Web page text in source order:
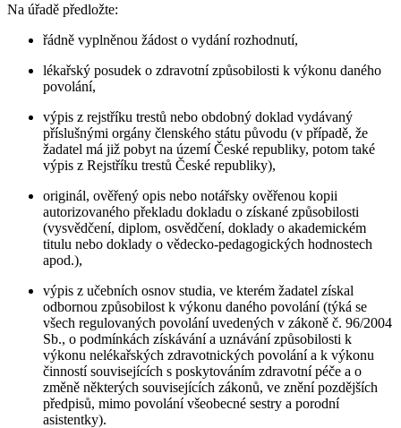
Na úřadě předložte:
řádně vyplněnou žádost o vydání rozhodnutí,
lékařský posudek o zdravotní způsobilosti k výkonu daného
povolání,
výpis z rejstříku trestů nebo obdobný doklad vydávaný
příslušnými orgány členského státu původu (v případě, že
žadatel má již pobyt na území České republiky, potom také
výpis z Rejstříku trestů České republiky),
originál, ověřený opis nebo notářsky ověřenou kopii
autorizovaného překladu dokladu o získané způsobilosti
(vysvědčení, diplom, osvědčení, doklady o akademickém
titulu nebo doklady o vědecko-pedagogických hodnostech
apod.),
výpis z učebních osnov studia, ve kterém žadatel získal
odbornou způsobilost k výkonu daného povolání (týká se
všech regulovaných povolání uvedených v zákoně č. 96/2004
Sb., o podmínkách získávání a uznávání způsobilosti k
výkonu nelékařských zdravotnických povolání a k výkonu
činností souvisejících s poskytováním zdravotní péče a o
změně některých souvisejících zákonů, ve znění pozdějších
předpisů, mimo povolání všeobecné sestry a porodní
asistentky).